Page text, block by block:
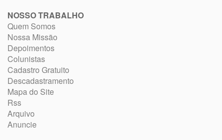
NOSSO TRABALHO
Quem Somos
Nossa Missão
Depoimentos
Colunistas
Cadastro Gratuito
Descadastramento
Mapa do Site
Rss
Arquivo
Anuncie